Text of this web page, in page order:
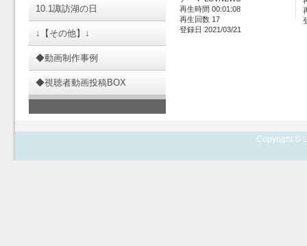
10.1諏訪湖の日
↓【その他】↓
◆動画制作事例
◆視聴者動画投稿BOX
再生時間 00:01:08
再生回数 17
登録日 2021/03/21
Copyright ©